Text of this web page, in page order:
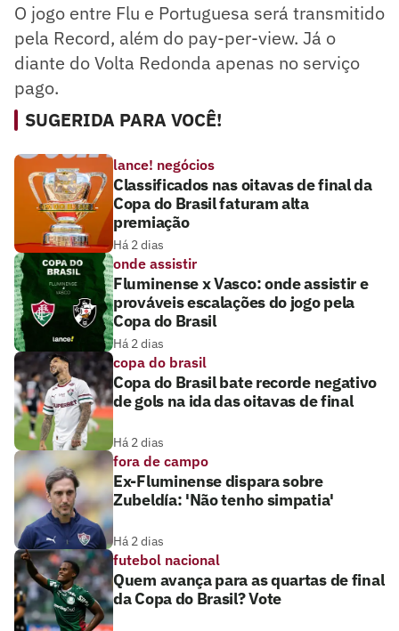
O jogo entre Flu e Portuguesa será transmitido
pela Record, além do pay-per-view. Já o
diante do Volta Redonda apenas no serviço
pago.
SUGERIDA PARA VOCÊ!
lance! negócios
Classificados nas oitavas de final da
Copa do Brasil faturam alta
premiação
Há 2 dias
onde assistir
Fluminense x Vasco: onde assistir e
prováveis escalações do jogo pela
Copa do Brasil
Há 2 dias
copa do brasil
Copa do Brasil bate recorde negativo
de gols na ida das oitavas de final
Há 2 dias
fora de campo
Ex-Fluminense dispara sobre
Zubeldía: 'Não tenho simpatia'
Há 2 dias
futebol nacional
Quem avança para as quartas de final
da Copa do Brasil? Vote